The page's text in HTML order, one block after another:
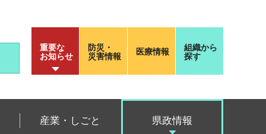
重要な
お知らせ
防災・
災害情報
医療情報
組織から
探す
産業・しごと 県政情報